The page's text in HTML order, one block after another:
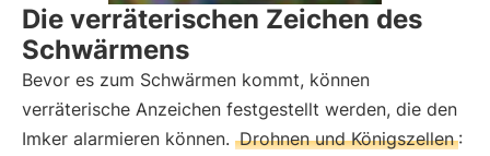
Die verräterischen Zeichen des
Schwärmens
Bevor es zum Schwärmen kommt, können
verräterische Anzeichen festgestellt werden, die den
Imker alarmieren können. Drohnen und Königszellen :